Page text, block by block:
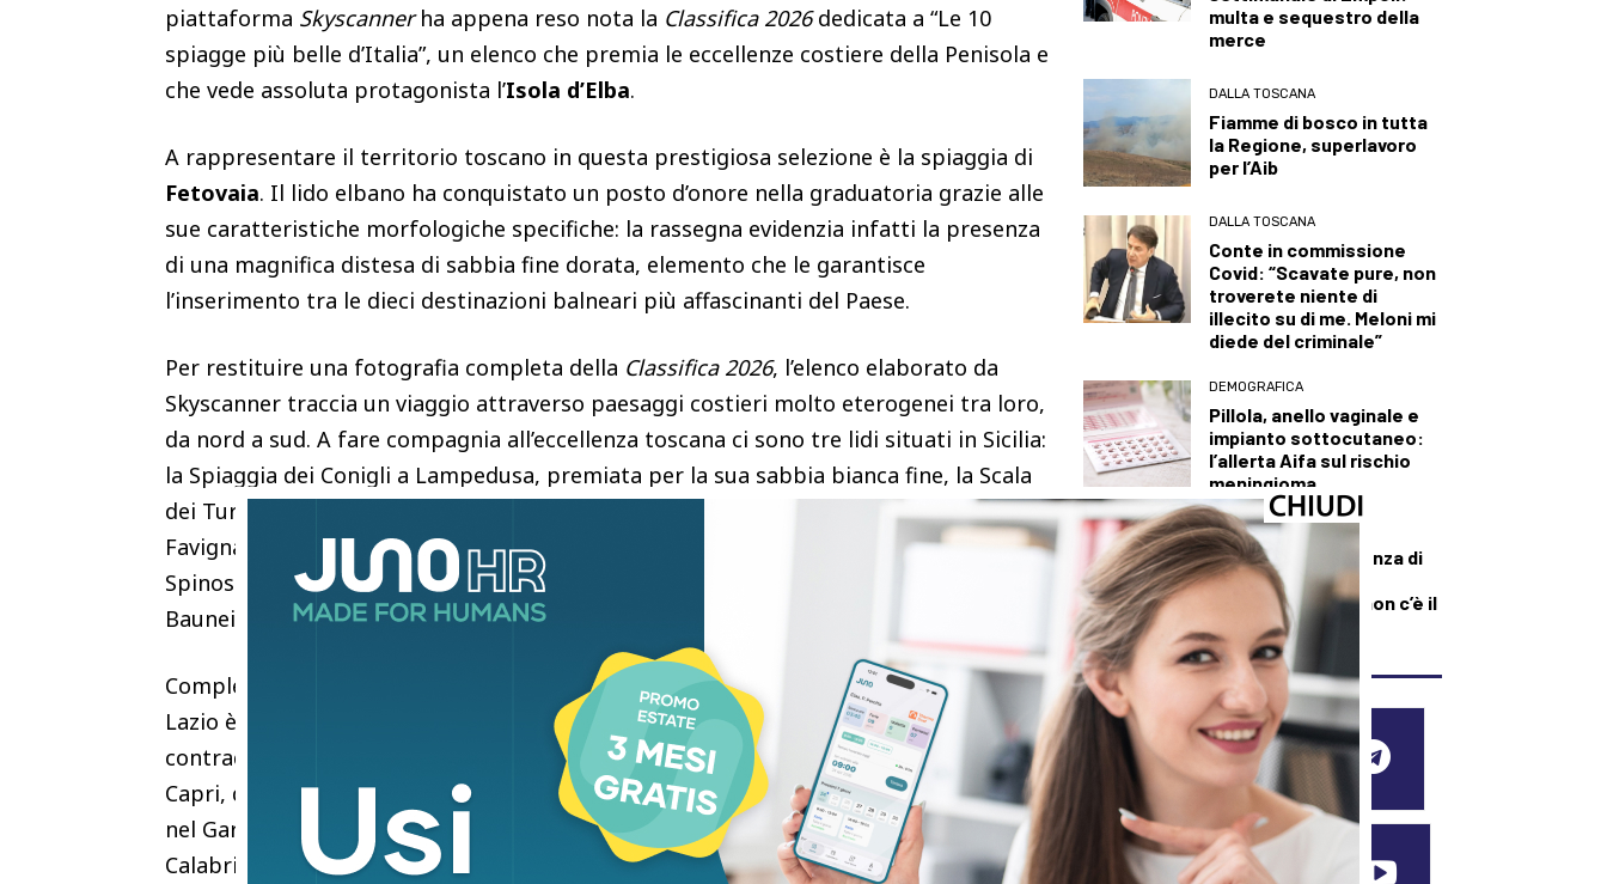
piattaforma Skyscannerha appena reso nota la Classifica 2026dedicata a “Le 10
spiagge più belle d’Italia”, un elenco che premia le eccellenze costiere della Penisola e
che vede assoluta protagonista l’Isola d’Elba.
A rappresentare il territorio toscano in questa prestigiosa selezione è la spiaggia di
Fetovaia. Il lido elbano ha conquistato un posto d’onore nella graduatoria grazie alle
sue caratteristiche morfologiche specifiche: la rassegna evidenzia infatti la presenza
di una magnifica distesa di sabbia fine dorata, elemento che le garantisce
l’inserimento tra le dieci destinazioni balneari più affascinanti del Paese.
Per restituire una fotografia completa della Classifica 2026, l’elenco elaborato da
Skyscanner traccia un viaggio attraverso paesaggi costieri molto eterogenei tra loro,
da nord a sud. A fare compagnia all’eccellenza toscana ci sono tre lidi situati in Sicilia:
la Spiaggia dei Conigli a Lampedusa, premiata per la sua sabbia bianca fine, la Scala
dei Turchi a Realmonte, caratterizzata dalla celebre scogliera di marna, e Cala Rossa a
Favignana, nota per i suoi scogli piatti. La Sardegna è presente con due località: Cala
Spinosa a Santa Teresa di Gallura, un’insenatura di scogli e granito, e Cala Mariolu a
Baunei, contraddistinta da ciottoli bianchi di piccole dimensioni.
Completano il quadro delle migliori dieci spiagge nazionali altre quattro regioni. Il
Lazio è rappresentato da Chiaia di Luna a Ponza, un arenile di sabbia e ciottoli
contraddistinto da un accesso limitato. La Campania si fa spazio con Marina Piccola a
Capri, definita dalla presenza di ciottoli, mentre la Puglia vanta la Baia delle Zagare
nel Gargano, anch’essa formata da ciottoli bianchi di piccole dimensioni. Infine, la
Calabria si inserisce nell’elenco con le distese di sabbia bianca di Marina dell’Isola,
multa e sequestro della
merce
DALLA TOSCANA
Fiamme di bosco in tutta
la Regione, superlavoro
per l’Aib
DALLA TOSCANA
Conte in commissione
Covid: “Scavate pure, non
troverete niente di
illecito su di me. Meloni mi
diede del criminale”
DEMOGRAFICA
Pillola, anello vaginale e
impianto sottocutaneo:
l’allerta Aifa sul rischio
meningioma
DEMOGRAFICA
Culle vuote e assenza di
medici: muore una
neonata perché “non c’è il
dottore”
SEGUICI SUI SOCIAL